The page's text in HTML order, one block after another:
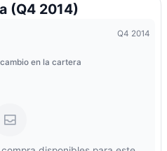
(Q4 2014)
Q4 2014
en la cartera